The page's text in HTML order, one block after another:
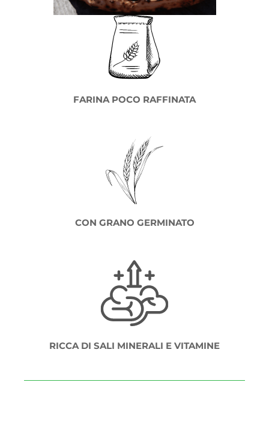
FARINA POCO RAFFINATA
CON GRANO GERMINATO
RICCA DI SALI MINERALI E VITAMINE